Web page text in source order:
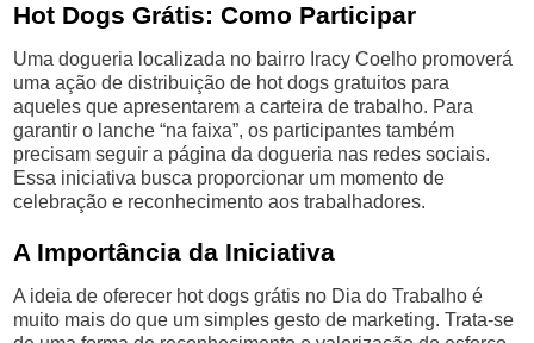
Hot Dogs Grátis: Como Participar
Uma dogueria localizada no bairro Iracy Coelho promoverá
uma ação de distribuição de hot dogs gratuitos para
aqueles que apresentarem a carteira de trabalho. Para
garantir o lanche “na faixa”, os participantes também
precisam seguir a página da dogueria nas redes sociais.
Essa iniciativa busca proporcionar um momento de
celebração e reconhecimento aos trabalhadores.
A Importância da Iniciativa
A ideia de oferecer hot dogs grátis no Dia do Trabalho é
muito mais do que um simples gesto de marketing. Trata-se